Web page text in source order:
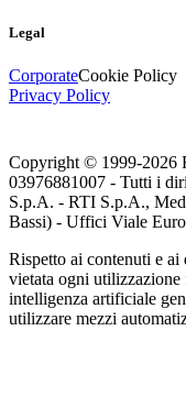
Legal
CorporateCookie Policy
Privacy Policy
Copyright © 1999-2026
03976881007 - Tutti i
S.p.A. - RTI S.p.A.,
Bassi) - Uffici Viale
Rispetto ai contenuti e ai
vietata ogni utilizzazione
intelligenza artificiale
utilizzare mezzi